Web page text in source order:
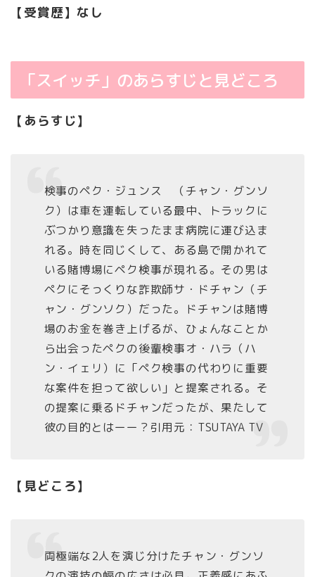
【受賞歴】なし
「スイッチ」のあらすじと見どころ
【あらすじ】
検事のペク・ジュンス （チャン・グンソ
ク）は車を運転している最中、トラックに
ぶつかり意識を失ったまま病院に運び込ま
れる。時を同じくして、ある島で開かれて
いる賭博場にペク検事が現れる。その男は
ペクにそっくりな詐欺師サ・ドチャン（チ
ャン・グンソク）だった。ドチャンは賭博
場のお金を巻き上げるが、ひょんなことか
ら出会ったペクの後輩検事オ・ハラ（ハ
ン・イェリ）に「ペク検事の代わりに重要
な案件を担って欲しい」と提案される。そ
の提案に乗るドチャンだったが、果たして
彼の目的とはーー？引用元：TSUTAYA TV
【見どころ】
両極端な2人を演じ分けたチャン・グンソ